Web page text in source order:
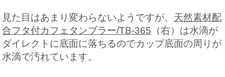
見た目はあまり変わらないようですが、 天然素材配
合フタ付カフェタンブラー/TB-365 （右）は水滴が
ダイレクトに底面に落ちるのでカップ底面の周りが
水滴で汚れています。